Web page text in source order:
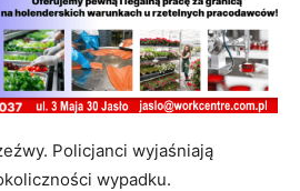
Policjanci wyjaśniają
wypadku.